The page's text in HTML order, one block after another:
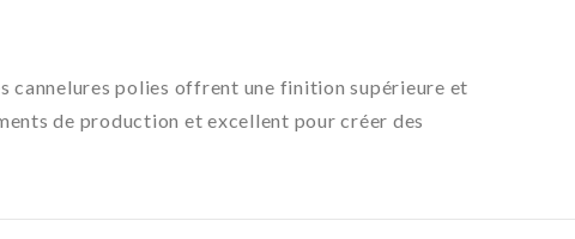
cannelures polies offrent une finition supérieure et
de production et excellent pour créer des